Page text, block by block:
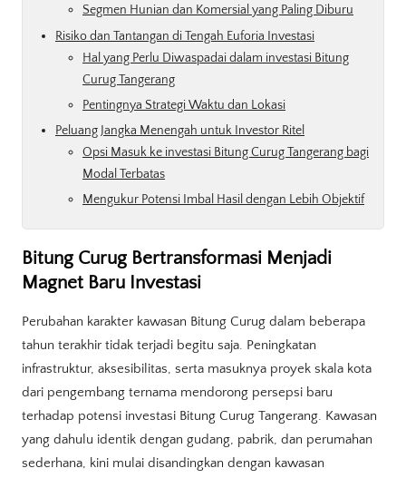
Segmen Hunian dan Komersial yang Paling Diburu
Risiko dan Tantangan di Tengah Euforia Investasi
Hal yang Perlu Diwaspadai dalam investasi Bitung
Curug Tangerang
Pentingnya Strategi Waktu dan Lokasi
Peluang Jangka Menengah untuk Investor Ritel
Opsi Masuk ke investasi Bitung Curug Tangerang bagi
Modal Terbatas
Mengukur Potensi Imbal Hasil dengan Lebih Objektif
Bitung Curug Bertransformasi Menjadi
Magnet Baru Investasi
Perubahan karakter kawasan Bitung Curug dalam beberapa
tahun terakhir tidak terjadi begitu saja. Peningkatan
infrastruktur, aksesibilitas, serta masuknya proyek skala kota
dari pengembang ternama mendorong persepsi baru
terhadap potensi investasi Bitung Curug Tangerang. Kawasan
yang dahulu identik dengan gudang, pabrik, dan perumahan
sederhana, kini mulai disandingkan dengan kawasan